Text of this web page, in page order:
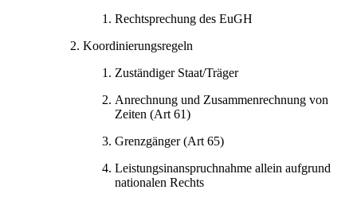
Rechtsprechung des EuGH
Koordinierungsregeln
Zuständiger Staat/Träger
Anrechnung und Zusammenrechnung von
Zeiten (Art 61)
Grenzgänger (Art 65)
Leistungsinanspruchnahme allein aufgrund
nationalen Rechts